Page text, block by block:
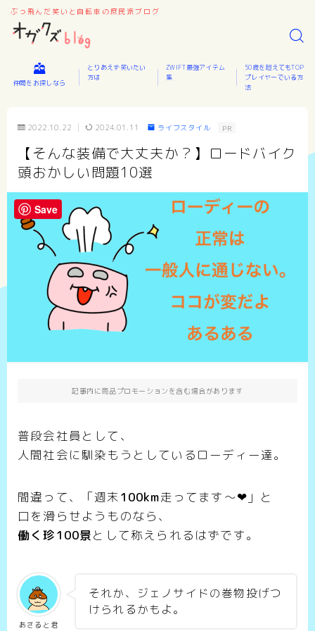
ぶっ飛んだ笑いと自転車の庶民派ブログ
仲間をお探しなら
とりあえず笑いたい
方は
ZWIFT最強アイテム
集
50歳を超えてもTOP
プレイヤーでいる方
法
2022.10.22 2024.01.11 ライフスタイル PR
【そんな装備で大丈夫か？】ロードバイク
頭おかしい問題10選
記事内に商品プロモーションを含む場合があります
普段会社員として、
人間社会に馴染もうとしているローディー達。
間違って、「週末100km走ってます～❤」と
口を滑らせようものなら、
働く珍100景として称えられるはずです。
あさると君
それか、ジェノサイドの巻物投げつ
けられるかもよ。
Save